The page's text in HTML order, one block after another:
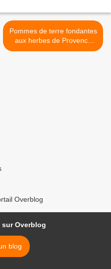
Pommes de terre fondantes
aux herbes de Provence
(four Omnia) >
Overblog
Overblog
blog